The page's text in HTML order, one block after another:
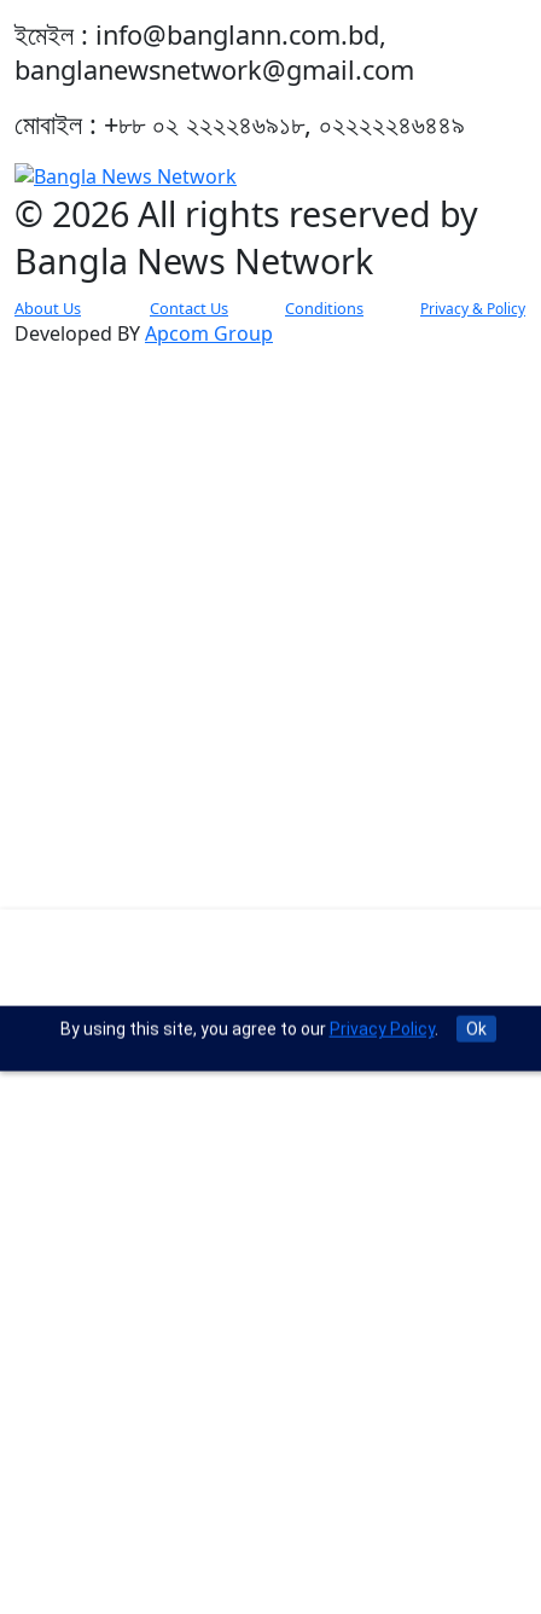
ইমেইল : info@banglann.com.bd,
banglanewsnetwork@gmail.com
মোবাইল : +৮৮ ০২ ২২২২৪৬৯১৮, ০২২২২২৪৬৪৪৯
© 2026 All rights reserved by
Bangla News Network
About Us Contact Us Conditions Privacy & Policy
Developed BYApcom Group
By using this site, you agree to our Privacy Policy. Ok